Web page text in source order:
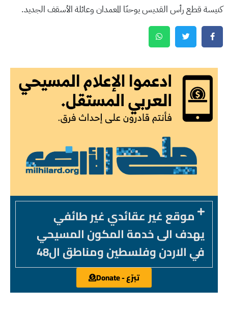
كنيسة قطع رأس القديس يوحنّا المعمدان وعائلة الأسقف الجديد.
موقع غير عقائدي غير طائفي
يهدف الى خدمة المكون المسيحي
في الاردن وفلسطين ومناطق ال48
تبرّع - Donate